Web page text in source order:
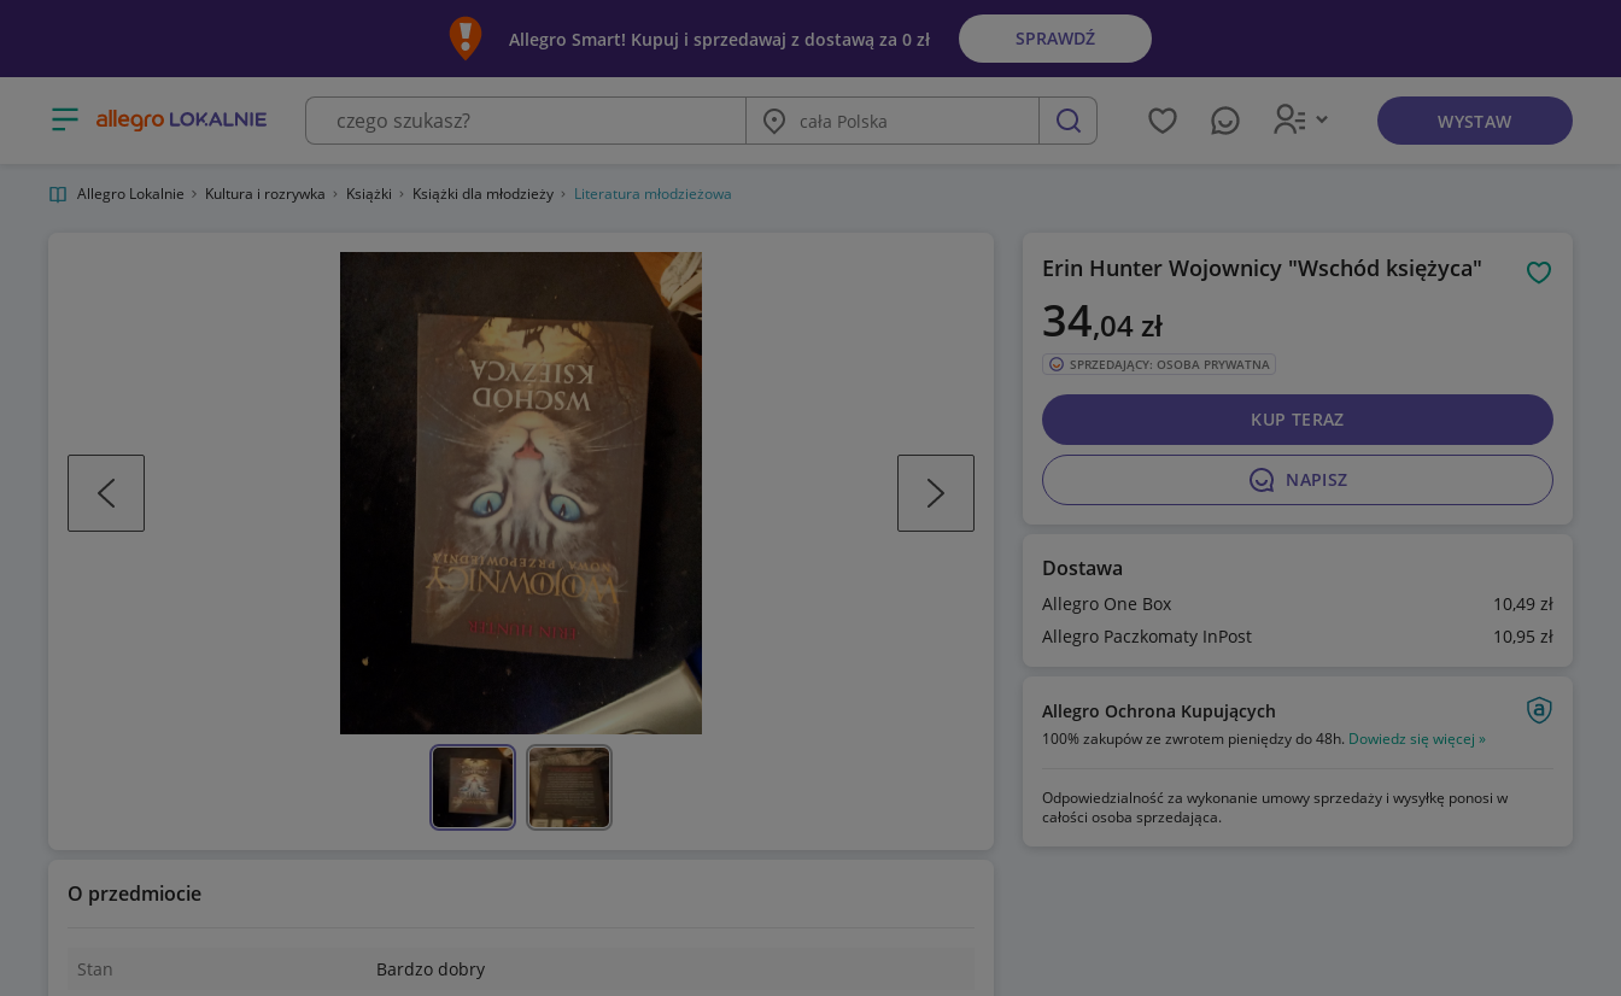
Allegro Smart! Kupuj i sprzedawaj z dostawą za 0 zł SPRAWDŹ
Otwórz menu z kategoriami
Miasto
szukaj
WYSTAW
Erin Hunter Wojownicy "Wschód księżyca" Obserwuj
34,04 zł
SPRZEDAJĄCY: OSOBA PRYWATNA
NAPISZ
KUP TERAZ
Dostawa
Allegro One Box 10,49 zł
Allegro Paczkomaty InPost
10,95 zł
Allegro Ochrona Kupujących
100% zakupów ze zwrotem pieniędzy do 48h. Dowiedz się więcej »
Odpowiedzialność za wykonanie umowy sprzedaży i wysyłkę ponosi w
całości osoba sprzedająca.
O przedmiocie
Stan
Bardzo dobry
Allegro Lokalnie Kultura i rozrywka Książki Książki dla młodzieży Literatura młodzieżowa